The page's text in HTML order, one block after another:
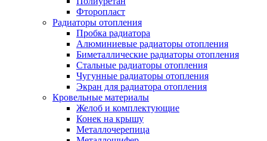
Фторопласт
Радиаторы отопления
Пробка радиатора
Алюминиевые радиаторы отопления
Биметаллические радиаторы отопления
Стальные радиаторы отопления
Чугунные радиаторы отопления
Экран для радиатора отопления
Кровельные материалы
Желоб и комплектующие
Конек на крышу
Металлочерепица